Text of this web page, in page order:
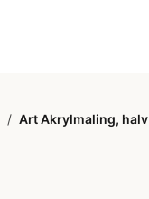
/ Art Akrylmaling,